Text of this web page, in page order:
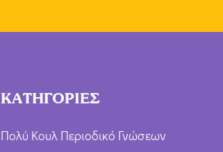
ΚΑΤΗΓΟΡΙΕΣ
Πολύ Κουλ Περιοδικό Γνώσεων